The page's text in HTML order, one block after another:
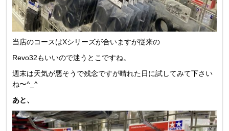
当店のコースはXシリーズが合いますが従来の
Revo32もいいので迷うとこですね。
週末は天気が悪そうで残念ですが晴れた日に試してみて下さい
ね〜^_^
あと、